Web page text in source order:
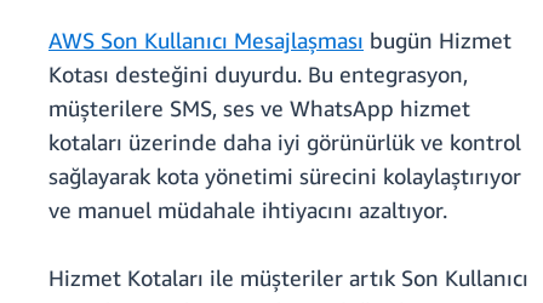
AWS Son Kullanıcı Mesajlaşması bugün Hizmet
Kotası desteğini duyurdu. Bu entegrasyon,
müşterilere SMS, ses ve WhatsApp hizmet
kotaları üzerinde daha iyi görünürlük ve kontrol
sağlayarak kota yönetimi sürecini kolaylaştırıyor
ve manuel müdahale ihtiyacını azaltıyor.
Hizmet Kotaları ile müşteriler artık Son Kullanıcı